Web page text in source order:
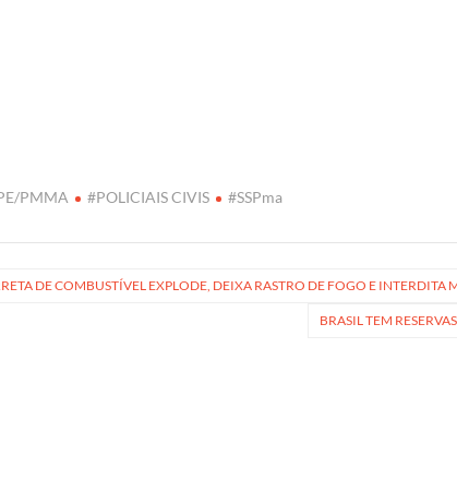
PMMA #POLICIAIS CIVIS #SSPma
DE COMBUSTÍVEL EXPLODE, DEIXA RASTRO DE FOGO E
BRASIL TEM